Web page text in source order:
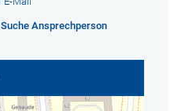
Suche Ansprechperson